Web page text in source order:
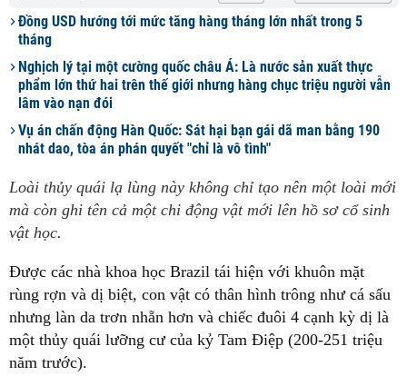
Đồng USD hướng tới mức tăng hàng tháng lớn nhất trong 5
tháng
Nghịch lý tại một cường quốc châu Á: Là nước sản xuất thực
phẩm lớn thứ hai trên thế giới nhưng hàng chục triệu người vẫn
lâm vào nạn đói
Vụ án chấn động Hàn Quốc: Sát hại bạn gái dã man bằng 190
nhát dao, tòa án phán quyết "chỉ là vô tình"
Loài thủy quái lạ lùng này không chỉ tạo nên một loài mới
mà còn ghi tên cả một chi động vật mới lên hồ sơ cổ sinh
vật học.
Được các nhà khoa học Brazil tái hiện với khuôn mặt
rùng rợn và dị biệt, con vật có thân hình trông như cá sấu
nhưng làn da trơn nhẵn hơn và chiếc đuôi 4 cạnh kỳ dị là
một thủy quái lưỡng cư của kỷ Tam Điệp (200-251 triệu
năm trước).